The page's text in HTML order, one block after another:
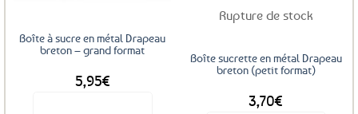
Boîte à sucre en métal Drapeau
breton – grand format
5,95€
Rupture de stock
Boîte sucrette en métal Drapeau
breton (petit format)
3,70€